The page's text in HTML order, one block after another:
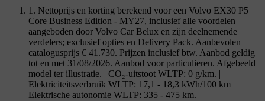
1. Nettoprijs en korting berekend voor een Volvo EX30 P5
Core Business Edition - MY27, inclusief alle voordelen
aangeboden door Volvo Car Belux en zijn deelnemende
verdelers; exclusief opties en Delivery Pack. Aanbevolen
catalogusprijs € 41.730. Prijzen inclusief btw. Aanbod geldig
tot en met 31/08/2026. Aanbod voor particulieren. Afgebeeld
model ter illustratie. | CO₂-uitstoot WLTP: 0 g/km. |
Elektriciteitsverbruik WLTP: 17,1 - 18,3 kWh/100 km |
Elektrische autonomie WLTP: 335 - 475 km.